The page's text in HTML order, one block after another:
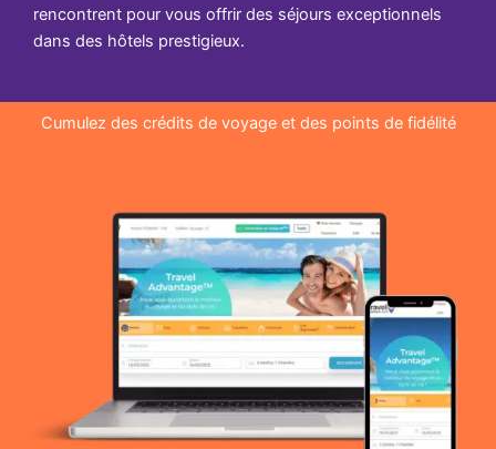
rencontrent pour vous offrir des séjours exceptionnels
dans des hôtels prestigieux.
Cumulez des crédits de voyage et des points de fidélité